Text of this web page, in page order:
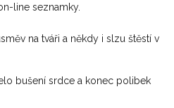
line seznamky.
na tváři a někdy i slzu štěstí v
bušení srdce a konec polibek